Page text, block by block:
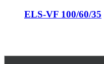
ELS-VF 100/60/35